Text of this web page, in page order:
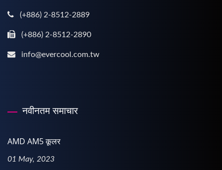
(+886) 2-8512-2889
(+886) 2-8512-2890
info@evercool.com.tw
नवीनतम समाचार
AMD AM5 कूलर
01 May, 2023